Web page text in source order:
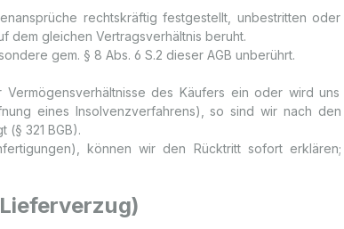
rechtskräftig festgestellt, unbestritten
dem gleichen Vertragsverhältnis beruht.
gem. § 8 Abs. 6 S.2 dieser AGB unberührt.
des Käufers ein oder wird
eines Insolvenzverfahrens), so sind wir nach
(§ 321 BGB).
können wir den Rücktritt sofort